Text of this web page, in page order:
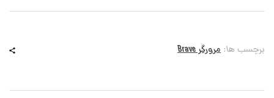
برچسب ها: مرورگر Brave